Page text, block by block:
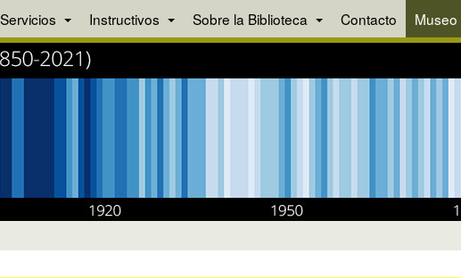
Servicios Instructivos Sobre la Biblioteca Contacto Museo